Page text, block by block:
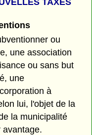
ou
une association
ou sans but
une
à
lui, l'objet de la
la municipalité
avantage.